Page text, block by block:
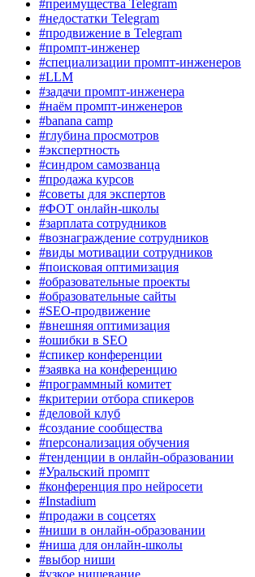
#преимущества Telegram
#недостатки Telegram
#продвижение в Telegram
#промпт-инженер
#специализации промпт-инженеров
#LLM
#задачи промпт-инженера
#наём промпт-инженеров
#banana camp
#глубина просмотров
#экспертность
#синдром самозванца
#продажа курсов
#советы для экспертов
#ФОТ онлайн-школы
#зарплата сотрудников
#вознаграждение сотрудников
#виды мотивации сотрудников
#поисковая оптимизация
#образовательные проекты
#образовательные сайты
#SEO-продвижение
#внешняя оптимизация
#ошибки в SEO
#спикер конференции
#заявка на конференцию
#программный комитет
#критерии отбора спикеров
#деловой клуб
#создание сообщества
#персонализация обучения
#тенденции в онлайн-образовании
#Уральский промпт
#конференция про нейросети
#Instadium
#продажи в соцсетях
#ниши в онлайн-образовании
#ниша для онлайн-школы
#выбор ниши
#узкое нишевание